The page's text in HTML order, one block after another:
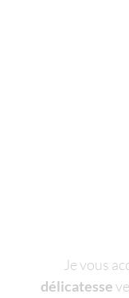
Je vous
délicatesse